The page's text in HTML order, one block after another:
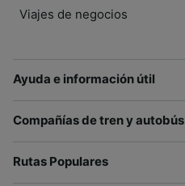
Viajes de negocios
Ayuda e información útil
Compañías de tren y autobús
Rutas Populares